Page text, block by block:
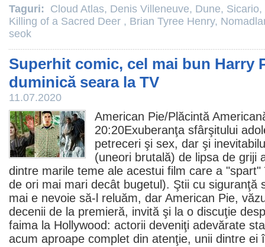
Taguri: Cloud Atlas, Denis Villeneuve, Dune, Sicario,
Killing of a Sacred Deer , Brian Tyree Henry,
seok
Superhit comic, cel mai bun Harry
duminică seara la TV
11.07.2020
American Pie/Plăcintă
20:20Exuberanţa sfârşitului
petreceri şi sex, dar şi
(uneori brutală) de lipsa de griji
dintre marile teme ale acestui film care a
de ori mai mari decât bugetul). Ştii cu siguranţă
mai e nevoie să-l reluăm, dar American Pie,
decenii de la premieră, invită şi la o discuţie
faima la Hollywood: actorii deveniţi adevărate
acum aproape complet din atenţie, unii dintre ei